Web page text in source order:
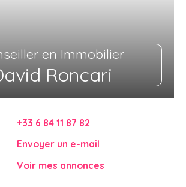
en Immobilier
Roncari
+33 6 84 11 87 82
Envoyer un e-mail
Voir mes annonces